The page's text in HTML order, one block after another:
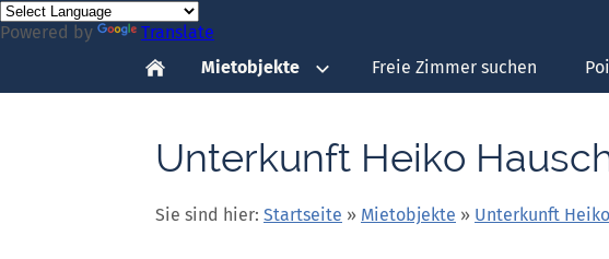
Powered by
Translate
Mietobjekte
Freie Zimmer suchen
Unterkunft Heiko
Sie sind hier: Startseite » Mietobjekte » Unterkunft